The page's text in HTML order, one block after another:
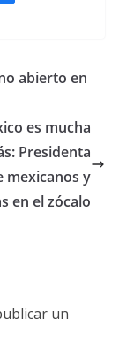
abierto en
es mucha
Presidenta
mexicanos y
en el zócalo
un